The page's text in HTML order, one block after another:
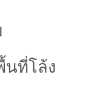
นที่โล้ง